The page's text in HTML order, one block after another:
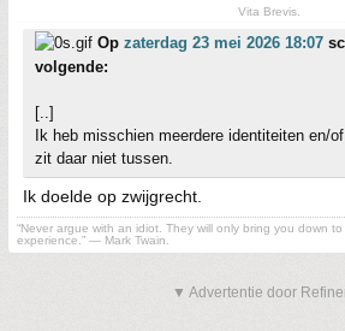
Vita Brevis.
Op zaterdag 23 mei 2026 18:07
volgende:
[..]
Ik heb misschien meerdere identiteiten en/
zit daar niet tussen.
Ik doelde op zwijgrecht.
“Never argue with an idiot. They will only bring you down
experience.” ― Mark Twain.
▼ Advertentie door